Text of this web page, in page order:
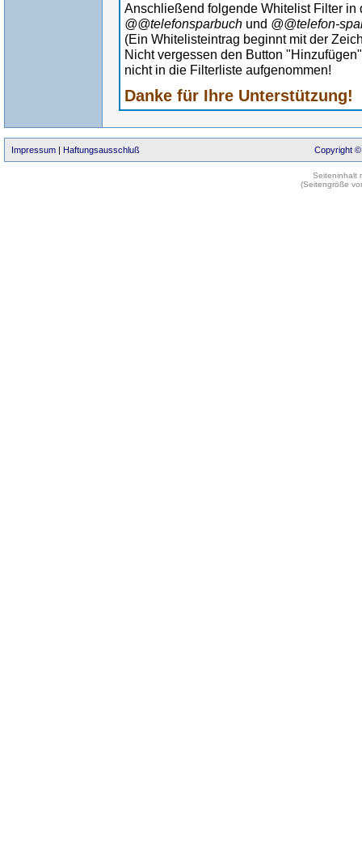
Anschließend folgende Whitelist Filter in
@@telefonsparbuch und @@telefon-
(Ein Whitelisteintrag beginnt mit der
Nicht vergessen den Button
nicht in die Filterliste aufgenommen!
Danke für Ihre Unterstützung!
Impressum | Haftungsausschluß Copyright ©
Seiteninhalt
(Seitengröße